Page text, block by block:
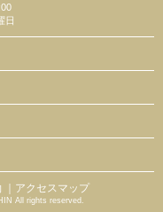
日
｜アクセスマップ
All rights reserved.